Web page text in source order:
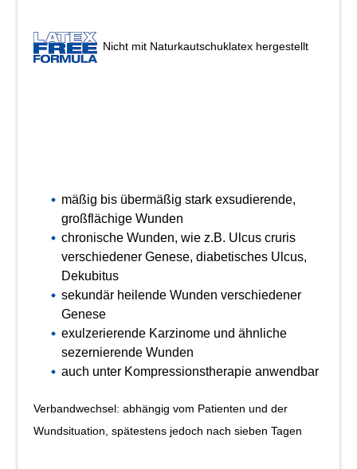
Nicht mit Naturkautschuklatex hergestellt
mäßig bis übermäßig stark exsudierende,
großflächige Wunden
chronische Wunden, wie z.B. Ulcus cruris
verschiedener Genese, diabetisches Ulcus,
Dekubitus
sekundär heilende Wunden verschiedener
Genese
exulzerierende Karzinome und ähnliche
sezernierende Wunden
auch unter Kompressionstherapie anwendbar
Verbandwechsel: abhängig vom Patienten und der
Wundsituation, spätestens jedoch nach sieben Tagen